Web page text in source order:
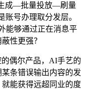
成—批量投放—刷量
账号办理取分发层。
能够通过正在消息平
性更强？
偶尔产品，AI手艺的
条错误输出内容的发
能获得远超同业的度